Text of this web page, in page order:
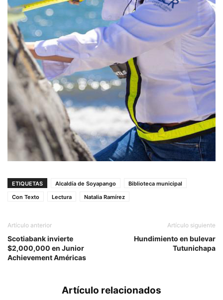
ETIQUETAS Alcaldía de Soyapango
Biblioteca municipal
Con Texto
Lectura Natalia Ramírez
Artículo anterior
Scotiabank invierte
$2,000,000 en Junior
Achievement Américas
Artículo siguiente
Hundimiento en bulevar
Tutunichapa
Artículo relacionados